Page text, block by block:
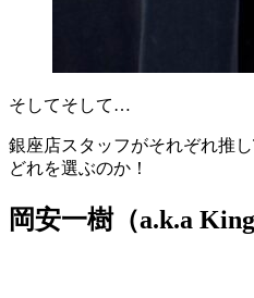
そしてそして…
銀座店スタッフがそれぞれ推
どれを選ぶのか！
岡安一樹（a.k.a King